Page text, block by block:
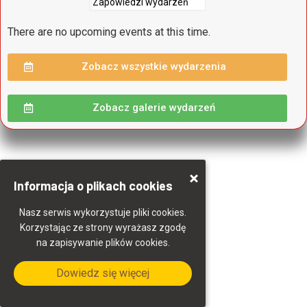
spellcheck
brightness_high
Jasny kontrast
brightness_low
Ciemny kontrast
Odnośniki
Podkreślanie odnośników
cached
Zresetuj wszystkie opcje
accessibility
There are no upcoming events at this time.
Zobacz wszystkie wydarzenia
Zobacz galerie wydarzeń
Informacja o plikach cookies
Nasz serwis wykorzystuje pliki cookies.
Korzystając ze strony wyrażasz zgodę
na zapisywanie plików cookies.
Dowiedz się więcej